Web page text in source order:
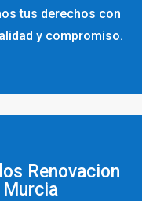
tus derechos con
y compromiso.
Renovacion
Murcia